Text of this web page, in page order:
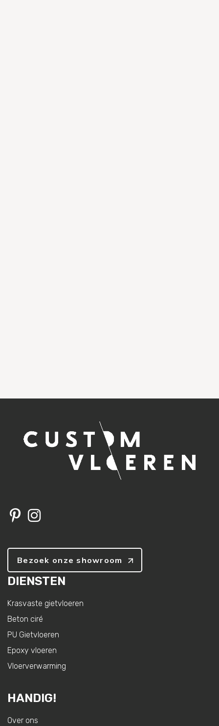
Bezoek onze showroom
DIENSTEN
Krasvaste gietvloeren
Beton ciré
PU Gietvloeren
Epoxy vloeren
Vloerverwarming
HANDIG!
Over ons